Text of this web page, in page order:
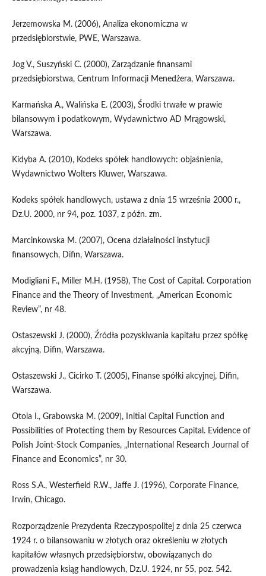
Jerzemowska M. (2006), Analiza ekonomiczna w
przedsiębiorstwie, PWE, Warszawa.
Jog V., Suszyński C. (2000), Zarządzanie finansami
przedsiębiorstwa, Centrum Informacji Menedżera, Warszawa.
Karmańska A., Walińska E. (2003), Środki trwałe w prawie
bilansowym i podatkowym, Wydawnictwo AD Mrągowski,
Warszawa.
Kidyba A. (2010), Kodeks spółek handlowych: objaśnienia,
Wydawnictwo Wolters Kluwer, Warszawa.
Kodeks spółek handlowych, ustawa z dnia 15 września 2000 r.,
Dz.U. 2000, nr 94, poz. 1037, z późn. zm.
Marcinkowska M. (2007), Ocena działalności instytucji
finansowych, Difin, Warszawa.
Modigliani F., Miller M.H. (1958), The Cost of Capital. Corporation
Finance and the Theory of Investment, „American Economic
Review”, nr 48.
Ostaszewski J. (2000), Źródła pozyskiwania kapitału przez spółkę
akcyjną, Difin, Warszawa.
Ostaszewski J., Cicirko T. (2005), Finanse spółki akcyjnej, Difin,
Warszawa.
Otola I., Grabowska M. (2009), Initial Capital Function and
Possibilities of Protecting them by Resources Capital. Evidence of
Polish Joint-Stock Companies, „International Research Journal of
Finance and Economics”, nr 30.
Ross S.A., Westerfield R.W., Jaffe J. (1996), Corporate Finance,
Irwin, Chicago.
Rozporządzenie Prezydenta Rzeczypospolitej z dnia 25 czerwca
1924 r. o bilansowaniu w złotych oraz określeniu w złotych
kapitałów własnych przedsiębiorstw, obowiązanych do
prowadzenia ksiąg handlowych, Dz.U. 1924, nr 55, poz. 542.